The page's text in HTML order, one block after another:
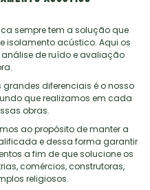
sempre tem a solução que
isolamento acústico. Aqui os
de ruído e avaliação
diferenciais é o nosso
que realizamos em cada
obras.
ao propósito de manter a
e dessa forma garantir
a fim de que solucione os
comércios, construtoras,
religiosos.